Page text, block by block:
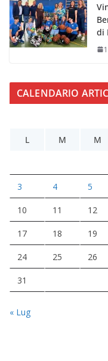
di
CALENDARIO
L
M M
3 4 5
10 11 12
17 18 19
24 25 26
31
« Lug